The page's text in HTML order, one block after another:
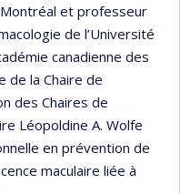
et professeur
de l’Université
canadienne des
de la Chaire de
des Chaires de
Léopoldine A. Wolfe
en prévention de
maculaire liée à